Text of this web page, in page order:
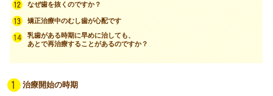
なぜ歯を抜くのですか？
矯正治療中のむし歯が心配です
乳歯がある時期に早めに治しても、
あとで再治療することがあるのですか？
治療開始の時期